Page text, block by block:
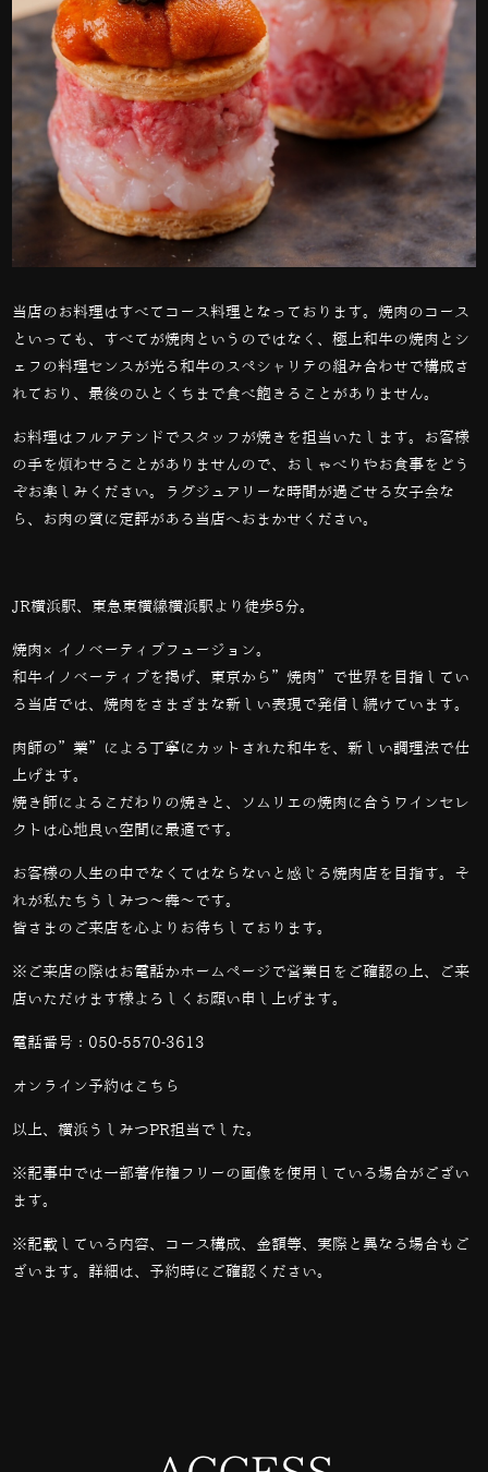
当店のお料理はすべてコース料理となっております。焼肉のコース
といっても、すべてが焼肉というのではなく、極上和牛の焼肉とシ
ェフの料理センスが光る和牛のスペシャリテの組み合わせで構成さ
れており、最後のひとくちまで食べ飽きることがありません。
お料理はフルアテンドでスタッフが焼きを担当いたします。お客様
の手を煩わせることがありませんので、おしゃべりやお食事をどう
ぞお楽しみください。ラグジュアリーな時間が過ごせる女子会な
ら、お肉の質に定評がある当店へおまかせください。
JR横浜駅、東急東横線横浜駅より徒歩5分。
焼肉×イノベーティブフュージョン。
和牛イノベーティブを掲げ、東京から”焼肉”で世界を目指してい
る当店では、焼肉をさまざまな新しい表現で発信し続けています。
肉師の”業”による丁寧にカットされた和牛を、新しい調理法で仕
上げます。
焼き師によるこだわりの焼きと、ソムリエの焼肉に合うワインセレ
クトは心地良い空間に最適です。
お客様の人生の中でなくてはならないと感じる焼肉店を目指す。そ
れが私たちうしみつ～犇～です。
皆さまのご来店を心よりお待ちしております。
※ご来店の際はお電話かホームページで営業日をご確認の上、ご来
店いただけます様よろしくお願い申し上げます。
電話番号： 050-5570-3613
オンライン予約は こちら
以上、横浜うしみつPR担当でした。
※記事中では一部著作権フリーの画像を使用している場合がござい
ます。
※記載している内容、コース構成、金額等、実際と異なる場合もご
ざいます。詳細は、予約時にご確認ください。